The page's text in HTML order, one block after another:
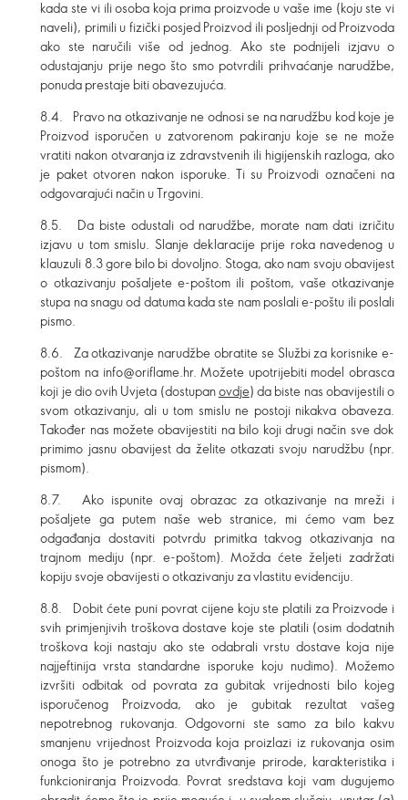
kada ste vi ili osoba koja prima proizvode u vaše ime (koju ste vi
naveli), primili u fizički posjed Proizvod ili posljednji od Proizvoda
ako ste naručili više od jednog. Ako ste podnijeli izjavu o
odustajanju prije nego što smo potvrdili prihvaćanje narudžbe,
ponuda prestaje biti obavezujuća.
8.4. Pravo na otkazivanje ne odnosi se na narudžbu kod koje je
Proizvod isporučen u zatvorenom pakiranju koje se ne može
vratiti nakon otvaranja iz zdravstvenih ili higijenskih razloga, ako
je paket otvoren nakon isporuke. Ti su Proizvodi označeni na
odgovarajući način u Trgovini.
8.5. Da biste odustali od narudžbe, morate nam dati izričitu
izjavu u tom smislu. Slanje deklaracije prije roka navedenog u
klauzuli 8.3 gore bilo bi dovoljno. Stoga, ako nam svoju obavijest
o otkazivanju pošaljete e-poštom ili poštom, vaše otkazivanje
stupa na snagu od datuma kada ste nam poslali e-poštu ili poslali
pismo.
8.6. Za otkazivanje narudžbe obratite se Službi za korisnike e-
poštom na info@oriflame.hr. Možete upotrijebiti model obrasca
koji je dio ovih Uvjeta (dostupanovdje) da biste nas obavijestili o
svom otkazivanju, ali u tom smislu ne postoji nikakva obaveza.
Također nas možete obavijestiti na bilo koji drugi način sve dok
primimo jasnu obavijest da želite otkazati svoju narudžbu (npr.
pismom).
8.7. Ako ispunite ovaj obrazac za otkazivanje na mreži i
pošaljete ga putem naše web stranice, mi ćemo vam bez
odgađanja dostaviti potvrdu primitka takvog otkazivanja na
trajnom mediju (npr. e-poštom). Možda ćete željeti zadržati
kopiju svoje obavijesti o otkazivanju za vlastitu evidenciju.
8.8. Dobit ćete puni povrat cijene koju ste platili za Proizvode i
svih primjenjivih troškova dostave koje ste platili (osim dodatnih
troškova koji nastaju ako ste odabrali vrstu dostave koja nije
najjeftinija vrsta standardne isporuke koju nudimo). Možemo
izvršiti odbitak od povrata za gubitak vrijednosti bilo kojeg
isporučenog Proizvoda, ako je gubitak rezultat vašeg
nepotrebnog rukovanja. Odgovorni ste samo za bilo kakvu
smanjenu vrijednost Proizvoda koja proizlazi iz rukovanja osim
onoga što je potrebno za utvrđivanje prirode, karakteristika i
funkcioniranja Proizvoda. Povrat sredstava koji vam dugujemo